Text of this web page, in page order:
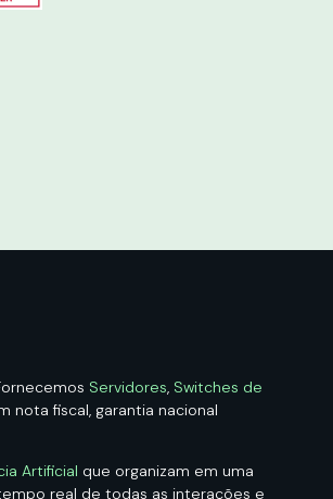
Servidores, Switches de
nota fiscal, garantia nacional
Artificial que organizam em uma
real de todas as interações e